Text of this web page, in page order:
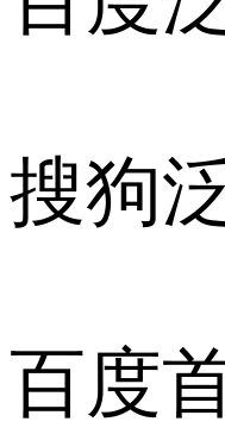
搜狗
百度